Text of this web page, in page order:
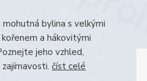
bylina s velkými
a hákovitými
jeho vzhled,
číst celé